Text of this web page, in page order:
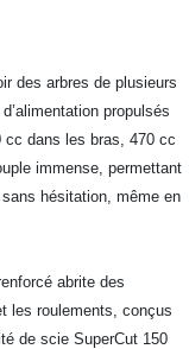
des arbres de plusieurs
propulsés
cc dans les bras, 470 cc
immense, permettant
hésitation, même en
abrite des
les roulements, conçus
de scie SuperCut 150